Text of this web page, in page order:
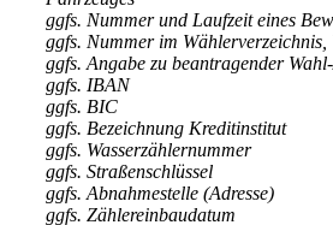
ggfs. Nummer und Laufzeit eines
ggfs. Nummer im Wählerverzeichnis,
ggfs. Angabe zu beantragender
ggfs. IBAN
ggfs. BIC
ggfs. Bezeichnung Kreditinstitut
ggfs. Wasserzählernummer
ggfs. Straßenschlüssel
ggfs. Abnahmestelle (Adresse)
ggfs. Zählereinbaudatum